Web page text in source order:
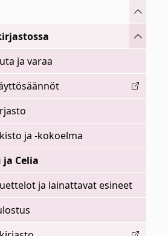
Vaihda
Vaihda
ja varaa
ja -kokoelma
Celia
ja lainattavat esineet